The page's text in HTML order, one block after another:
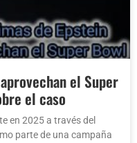
el Super
el caso
en 2025 a través del
parte de una campaña